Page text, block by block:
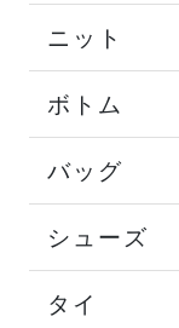
ニット
ボトム
バッグ
シューズ
タイ